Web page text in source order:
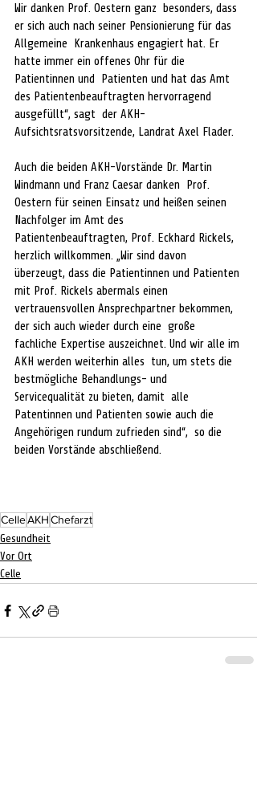
Wir danken Prof. Oestern ganz  besonders, dass
er sich auch nach seiner Pensionierung für das
Allgemeine  Krankenhaus engagiert hat. Er
hatte immer ein offenes Ohr für die
Patientinnen und  Patienten und hat das Amt
des Patientenbeauftragten hervorragend
ausgefüllt“, sagt  der AKH-
Aufsichtsratsvorsitzende, Landrat Axel Flader.
Auch die beiden AKH-Vorstände Dr. Martin
Windmann und Franz Caesar danken  Prof.
Oestern für seinen Einsatz und heißen seinen
Nachfolger im Amt des
Patientenbeauftragten, Prof. Eckhard Rickels,
herzlich willkommen. „Wir sind davon
überzeugt, dass die Patientinnen und Patienten
mit Prof. Rickels abermals einen
vertrauensvollen Ansprechpartner bekommen,
der sich auch wieder durch eine  große
fachliche Expertise auszeichnet. Und wir alle im
AKH werden weiterhin alles  tun, um stets die
bestmögliche Behandlungs- und
Servicequalität zu bieten, damit  alle
Patentinnen und Patienten sowie auch die
Angehörigen rundum zufrieden sind“,  so die
beiden Vorstände abschließend.
CelleAKHChefarzt
Gesundheit
Vor Ort
Celle